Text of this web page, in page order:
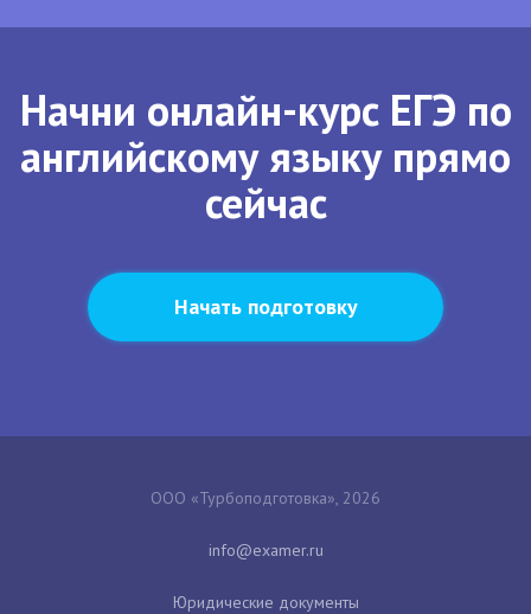
Начни онлайн-курс ЕГЭ по
английскому языку прямо
сейчас
Начать подготовку
ООО «Турбоподготовка», 2026
Юридические документы